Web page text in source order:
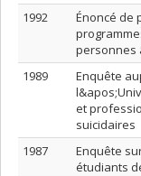
1992
Énoncé de
personnes
1989
Enquête
et
suicidaires
1987
Enquête
étudiants